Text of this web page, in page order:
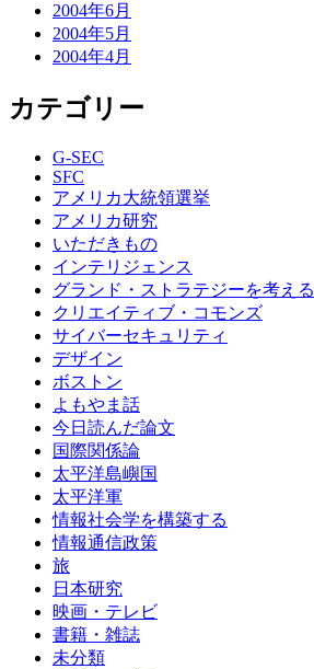
2004年6月
2004年5月
2004年4月
カテゴリー
G-SEC
SFC
アメリカ大統領選挙
アメリカ研究
いただきもの
インテリジェンス
グランド・ストラテジーを考える
クリエイティブ・コモンズ
サイバーセキュリティ
デザイン
ボストン
よもやま話
今日読んだ論文
国際関係論
太平洋島嶼国
太平洋軍
情報社会学を構築する
情報通信政策
旅
日本研究
映画・テレビ
書籍・雑誌
未分類